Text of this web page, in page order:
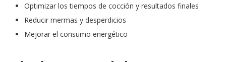
Optimizar los tiempos de cocción y resultados finales
Reducir mermas y desperdicios
Mejorar el consumo energético